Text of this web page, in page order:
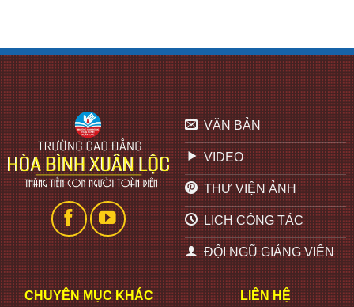
VĂN BẢN
VIDEO
THƯ VIỆN ẢNH
LỊCH CÔNG TÁC
ĐỘI NGŨ GIẢNG VIÊN
CHUYÊN MỤC KHÁC LIÊN HỆ